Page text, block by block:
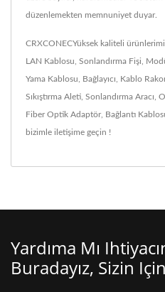
düzenlemekten memnuniyet duyar.
CRXCONECYüksek kaliteli
LAN Kablosu Sonlandırma Fişi
Yama Kablosu Bağlayıcı Kablo
Sıkıştırma Aleti Sonlandırma Aracı
Fiber Optik Adaptör, Bağlantı
bizimle iletişime geçin !
Yardıma Mı
Buradayız, Sizin